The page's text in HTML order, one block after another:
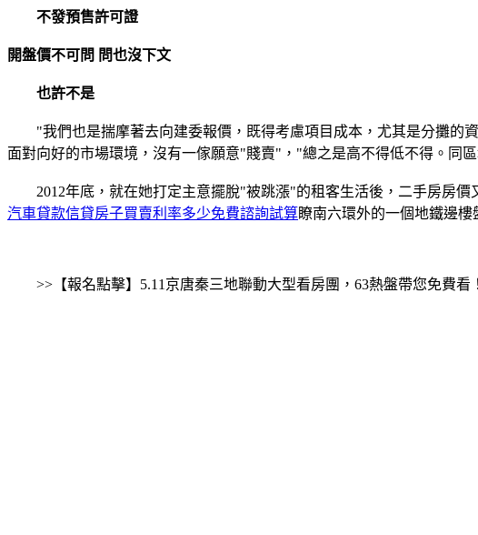
不發預售許可證
開盤價不可問 問也沒下文
也許不是
"我們也是揣摩著去向建委報價，既得考慮項目成本，尤其是分攤的資
面對向好的市場環境，沒有一傢願意"賤賣"，"總之是高不得低不得。同
2012年底，就在她打定主意擺脫"被跳漲"的租客生活後，二手房房價
汽車貸款信貸房子買賣利率多少免費諮詢試算瞭南六環外的一個地鐵邊樓
>>【報名點擊】5.11京唐秦三地聯動大型看房團，63熱盤帶您免費看！